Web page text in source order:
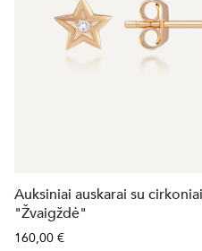
Auksiniai auskarai su
"Žvaigždė"
160,00 €